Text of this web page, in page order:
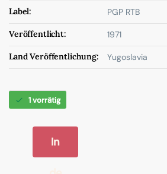
Label: PGP RTB
Veröffentlicht: 1971
Land Veröffentlichung: Yugoslavia
1 vorrätig
In